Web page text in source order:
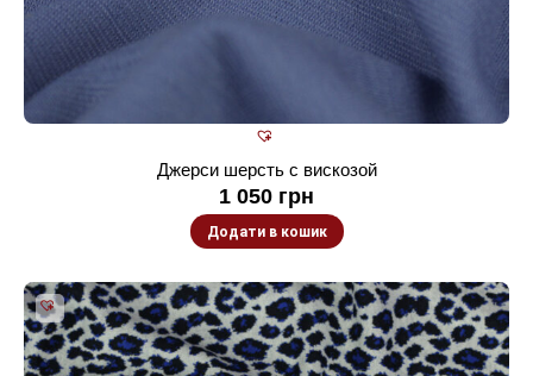
Джерси шерсть с вискозой
1 050 грн
Додати в кошик